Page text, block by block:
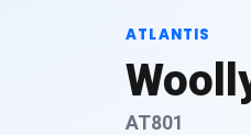
ATLANTIS
AT801